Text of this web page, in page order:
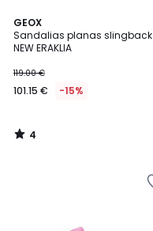
GEOX
Sandalias planas slingback
NEW ERAKLIA
119.00 €
101.15 € -15%
4
/
5
4
/